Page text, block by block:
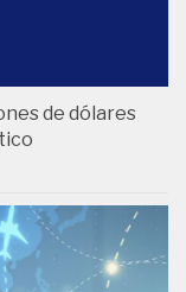
de dólares